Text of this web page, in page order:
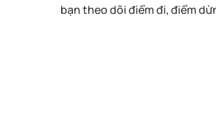
bạn theo dõi điểm đi, điểm